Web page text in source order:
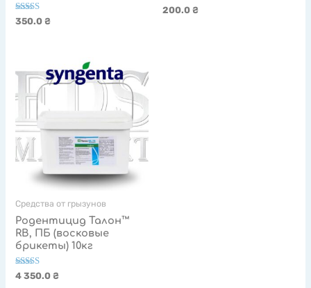
Оценка
350.0₴
Оценка
200.0 ₴
Средства от грызунов
Родентицид Талон™
RB, ПБ (восковые
брикеты) 10кг
Оценка
5.00
4 350.0₴